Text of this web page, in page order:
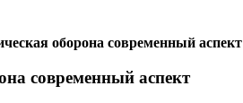
оборона современный аспект
современный аспект